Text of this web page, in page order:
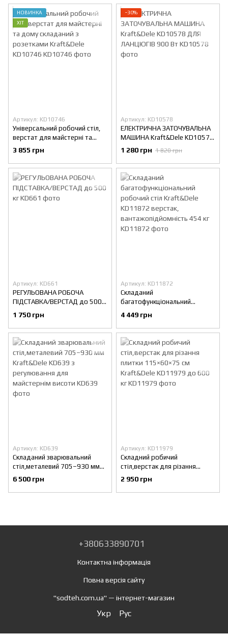
НОВИНКА
ХІТ
Артикул: KD10746
Універсальний робочий стіл,
верстат для майстерні та
дому складаний з розетками
Kraft&Dele KD10746
3 855 грн
−30%
Артикул: KD10578
ЕЛЕКТРИЧНА ЗАТОЧУВАЛЬНА
МАШИНА Kraft&Dele KD10578
ДЛЯ ЛАНЦЮГІВ 900 Вт
1 280 грн 1 820 грн
Артикул: KD661
РЕГУЛЬОВАНА РОБОЧА
ПІДСТАВКА/ВЕРСТАД до 500
кг
1 750 грн
Артикул: KD11872
Складаний
багатофункціональний
робочий стіл Kraft&Dele
KD11872 верстак,
вантажопідйомність 454 кг
4 449 грн
Артикул: KD639
Складаний зварювальний
стіл,металевий 705–930 мм
Kraft&Dele KD639 з
регулювання для майстернім
висоти
6 500 грн
Артикул: KD11979
Складний робичий
стіл,верстак для різання
плитки 115×60×75 см
2 950 грн
+380633890701
Контактна інформація
Повна версія сайту
"sodteh.com.ua" — інтернет-магазин
Укр Рус